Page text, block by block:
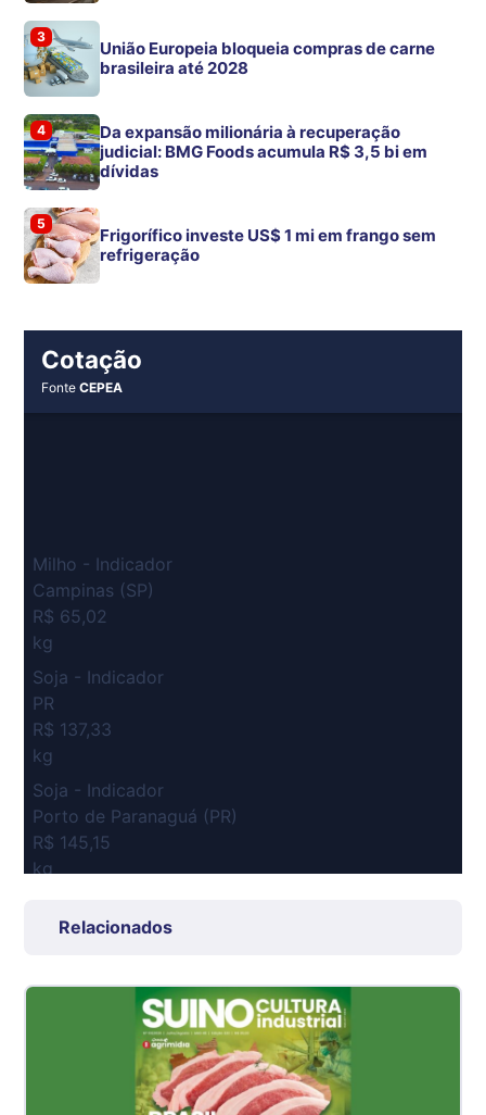
3
União Europeia bloqueia compras de carne
brasileira até 2028
4
Da expansão milionária à recuperação
judicial: BMG Foods acumula R$ 3,5 bi em
dívidas
5
Frigorífico investe US$ 1 mi em frango sem
refrigeração
Cotação
FonteCEPEA
Milho - Indicador
Campinas (SP)
R$ 65,02
kg
Soja - Indicador
PR
R$ 137,33
kg
Soja - Indicador
Porto de Paranaguá (PR)
R$ 145,15
kg
Grande São Paulo (SP)
kg
Suíno - Estadual
Relacionados